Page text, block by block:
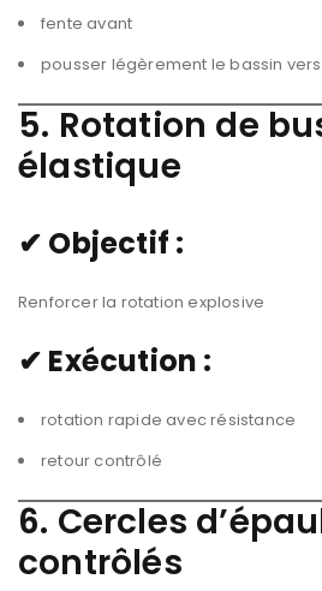
fente avant
pousser légèrement le bassin vers
5. Rotation de
élastique
✔ Objectif :
Renforcer la rotation explosive
✔ Exécution :
rotation rapide avec résistance
retour contrôlé
6. Cercles
contrôlés